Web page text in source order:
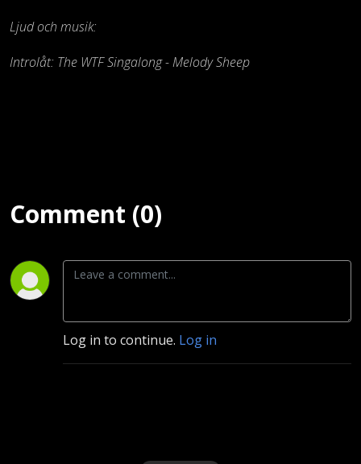
Ljud och musik:
Introlåt: The WTF Singalong - Melody Sheep
Comment (0)
Log in to continue. Log in